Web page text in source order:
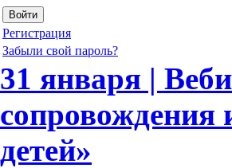
Регистрация
Забыли свой пароль?
31 января |
сопровождения
детей»